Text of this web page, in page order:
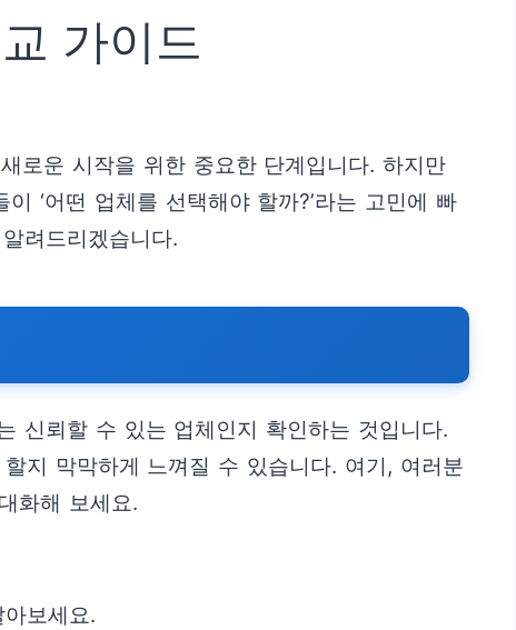
가이드
로운 시작을 위한 중요한 단계입니다. 하지만
‘어떤 업체를 선택해야 할까?’라는 고민에 빠
려드리겠습니다.
신뢰할 수 있는 업체인지 확인하는 것입니다.
지 막막하게 느껴질 수 있습니다. 여기, 여러분
화해 보세요.
보세요.